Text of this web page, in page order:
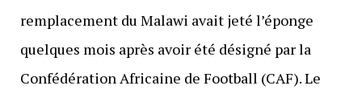
remplacement du Malawi avait jeté l’éponge
quelques mois après avoir été désigné par la
Confédération Africaine de Football (CAF). Le